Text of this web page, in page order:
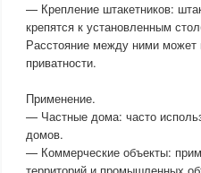
— Крепление штакетников:
крепятся к установленным
Расстояние между ними может
приватности.
Применение.
— Частные дома: часто
домов.
— Коммерческие объекты: